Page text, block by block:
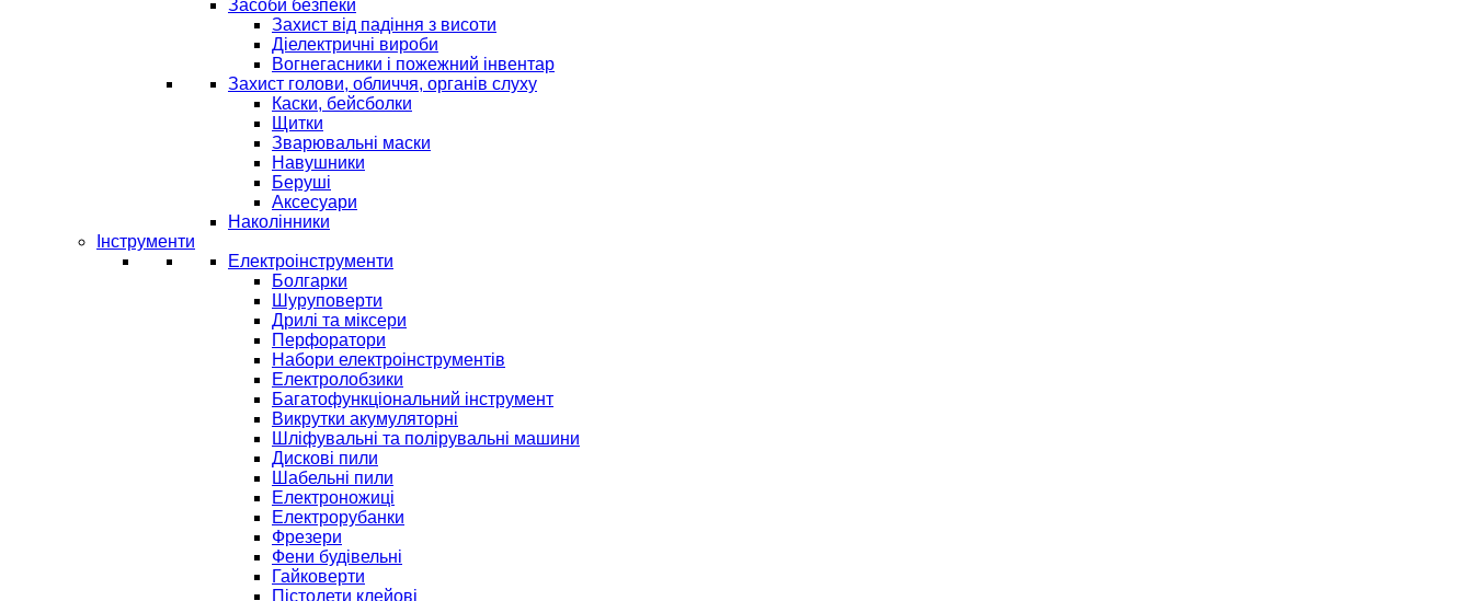
Засоби безпеки
Захист від падіння з висоти
Діелектричні вироби
Вогнегасники і пожежний інвентар
Захист голови, обличчя, органів слуху
Каски, бейсболки
Щитки
Зварювальні маски
Навушники
Беруші
Аксесуари
Наколінники
Інструменти
Електроінструменти
Болгарки
Шуруповерти
Дрилі та міксери
Перфоратори
Набори електроінструментів
Електролобзики
Багатофункціональний інструмент
Викрутки акумуляторні
Шліфувальні та полірувальні машини
Дискові пили
Шабельні пили
Електроножиці
Електрорубанки
Фрезери
Фени будівельні
Гайковерти
Пістолети клейові